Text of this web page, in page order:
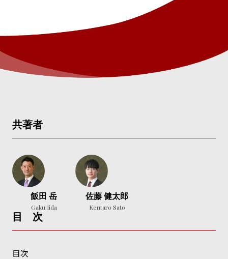
共著者
飯田 岳
Gaku Iida
佐藤 健太郎
Kentaro Sato
目 次
目次